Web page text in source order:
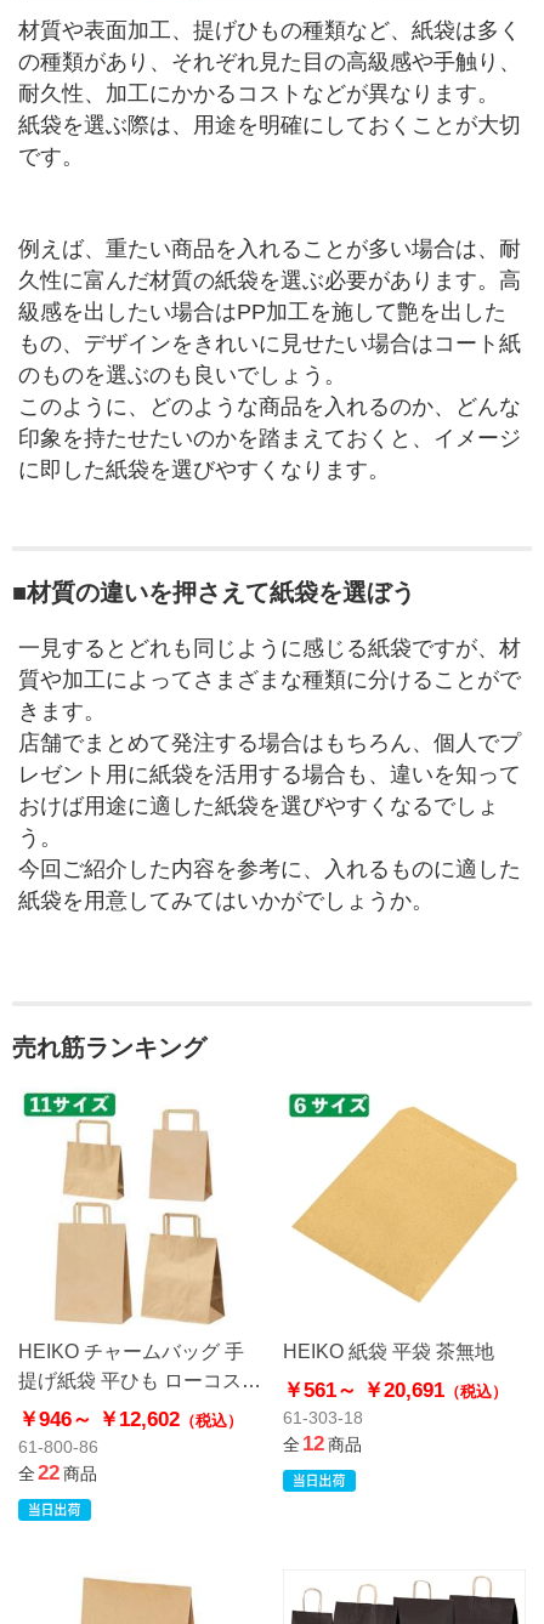
材質や表面加工、提げひもの種類など、紙袋は多く
の種類があり、それぞれ見た目の高級感や手触り、
耐久性、加工にかかるコストなどが異なります。
紙袋を選ぶ際は、用途を明確にしておくことが大切
です。
例えば、重たい商品を入れることが多い場合は、耐
久性に富んだ材質の紙袋を選ぶ必要があります。高
級感を出したい場合はPP加工を施して艶を出した
もの、デザインをきれいに見せたい場合はコート紙
のものを選ぶのも良いでしょう。
このように、どのような商品を入れるのか、どんな
印象を持たせたいのかを踏まえておくと、イメージ
に即した紙袋を選びやすくなります。
■材質の違いを押さえて紙袋を選ぼう
一見するとどれも同じように感じる紙袋ですが、材
質や加工によってさまざまな種類に分けることがで
きます。
店舗でまとめて発注する場合はもちろん、個人でプ
レゼント用に紙袋を活用する場合も、違いを知って
おけば用途に適した紙袋を選びやすくなるでしょ
う。
今回ご紹介した内容を参考に、入れるものに適した
紙袋を用意してみてはいかがでしょうか。
売れ筋ランキング
HEIKO チャームバッグ 手
提げ紙袋 平ひも ローコスト
タイプ 茶無地
￥946～ ￥12,602 （税込）
61-800-86
全22商品
HEIKO 紙袋 平袋 茶無地
￥561～ ￥20,691（税込）
61-303-18
全12商品